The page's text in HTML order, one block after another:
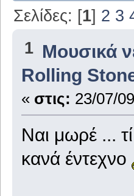
Σελίδες: [1] 2 3
1 Μουσικά
Rolling
« στις: 23/07/
Ναι μωρέ ...
κανά έντεχνο